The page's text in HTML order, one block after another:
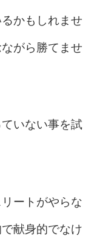
かもしれませ
がら勝てませ
いない事を試
ートがやらな
献身的でなけ